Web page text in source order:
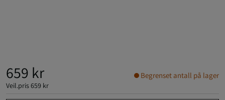
659 kr
Veil.pris659 kr
Begrenset antall på lager